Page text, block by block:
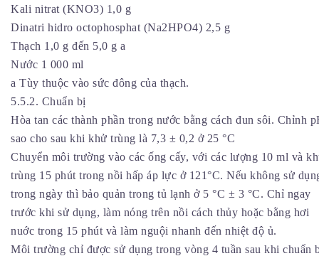
Kali nitrat (KNO3) 1,0 g
Dinatri hidro octophosphat (Na2HPO4) 2,5 g
Thạch 1,0 g đến 5,0 g a
Nước 1 000 ml
a Tùy thuộc vào sức đông của thạch.
5.5.2. Chuẩn bị
Hòa tan các thành phần trong nước bằng cách đun sôi. Chỉnh
sao cho sau khi khử trùng là 7,3 ± 0,2 ở 25 °C
Chuyển môi trường vào các ống cấy, với các lượng 10 ml và
trùng 15 phút trong nồi hấp áp lực ở 121°C. Nếu không sử
trong ngày thì bảo quản trong tủ lạnh ở 5 °C ± 3 °C. Chỉ ngay
trước khi sử dụng, làm nóng trên nồi cách thủy hoặc bằng hơi
nuớc trong 15 phút và làm nguội nhanh đến nhiệt độ ủ.
Môi trường chỉ được sử dụng trong vòng 4 tuần sau khi chuẩn